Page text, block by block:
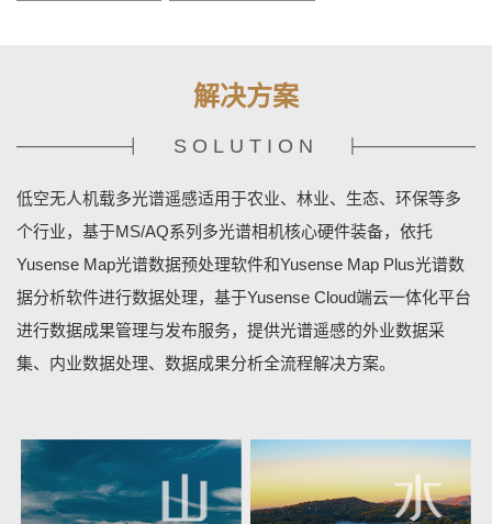
数据预处理软件MAP
数据分析软件MAPPLUS
地基终端控制软件
YUSENSENET
展示
光谱数据展示平台
YUSENSEVIEWER
YUSENSESDK
解决方案
SOLUTION
低空无人机载多光谱遥感适用于农业、林业、生态、环保等多
个行业，基于MS/AQ系列多光谱相机核心硬件装备，依托
Yusense Map光谱数据预处理软件和Yusense Map Plus光谱数
据分析软件进行数据处理，基于Yusense Cloud端云一体化平台
进行数据成果管理与发布服务，提供光谱遥感的外业数据采
集、内业数据处理、数据成果分析全流程解决方案。